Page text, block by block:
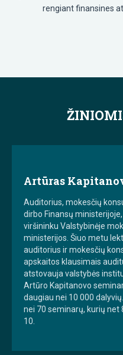
rengiant finansines
Artūras
Auditorius, mokesčių
dirbo Finansų
viršininku Valstybinėje
ministerijos. Šiuo metu
auditorius ir mokesčių
apskaitos klausimais
atstovauja valstybės
Artūro Kapitanovo
daugiau nei 10 000
nei 70 seminarų, kurių net
10.